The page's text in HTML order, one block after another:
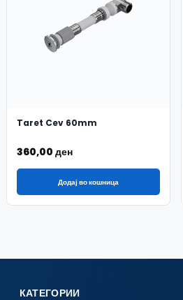
Taret Cev 60mm
360,00 ден
Додај во кошница
КАТЕГОРИИ